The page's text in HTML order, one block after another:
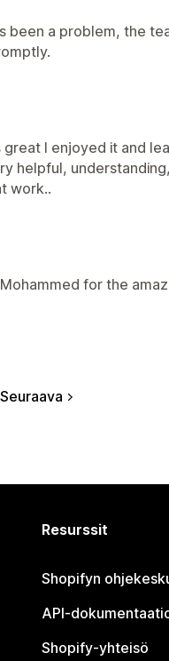
been a problem, the
I enjoyed it and
helpful,
work..
for the
Seuraava
Resurssit
Shopifyn
API-
Shopify-yhteisö